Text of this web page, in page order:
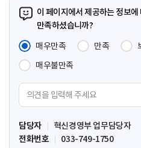
이 페이지에서 제공하는 정보에
만족하셨습니까?
매우만족
만족
매우불만족
견
입
력
담당자
혁신경영부 업무담당자
전화번호
033-749-1750